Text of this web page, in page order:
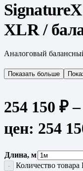
XLR /
Аналоговый
Показать больше
254 150 ₽ –
цен: 254
Длина, м
Количество